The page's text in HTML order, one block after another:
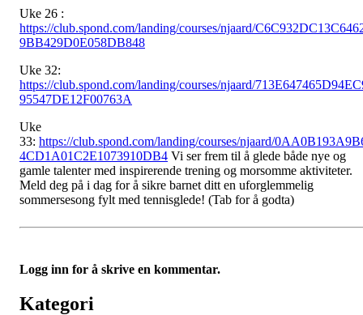
Uke 26 :
https://club.spond.com/landing/courses/njaard/
9BB429D0E058DB848
Uke 32:
https://club.spond.com/landing/courses/njaard/
95547DE12F00763A
Uke
33: https://club.spond.com/landing/courses/njaard/
4CD1A01C2E1073910DB4 Vi ser frem til å glede både nye og
gamle talenter med inspirerende trening og morsomme aktiviteter.
Meld deg på i dag for å sikre barnet ditt en uforglemmelig
sommersesong fylt med tennisglede! (Tab for å godta)
Logg inn for å skrive en kommentar.
Kategori